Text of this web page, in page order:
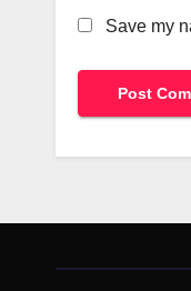
Save my